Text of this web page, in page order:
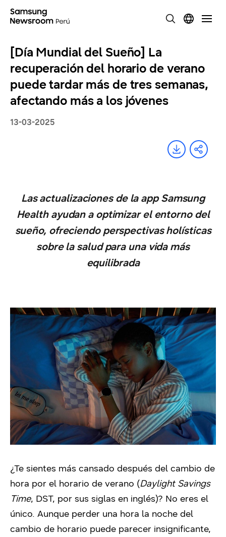
[Día Mundial del Sueño] La
recuperación del horario de verano
puede tardar más de tres semanas,
afectando más a los jóvenes
13-03-2025
Las actualizaciones de la app Samsung
Health ayudan a optimizar el entorno del
sueño, ofreciendo perspectivas holísticas
sobre la salud para una vida más
equilibrada
¿Te sientes más cansado después del cambio de
hora por el horario de verano (Daylight Savings
Time, DST, por sus siglas en inglés)? No eres el
único. Aunque perder una hora la noche del
cambio de horario puede parecer insignificante,